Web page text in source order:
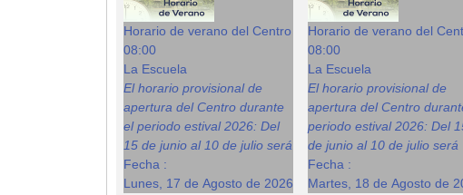
Horario de verano del Centro
08:00
La Escuela
El horario provisional de
apertura del Centro durante
el periodo estival 2026: Del
15 de junio al 10 de julio será
Fecha :
Lunes, 17 de Agosto de 2026
Horario de verano del
08:00
La Escuela
El horario provisional de
apertura del Centro
periodo estival 2026: Del
de junio al 10 de julio será
Fecha :
Martes, 18 de Agosto de